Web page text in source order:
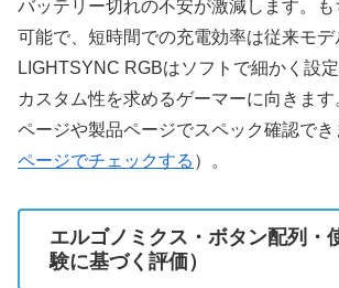
バッテリー切れの不安が激減します。
可能で、短時間での充電効率は従来モデ
LIGHTSYNC RGBはソフトで細かく設
カスタム性を求めるゲーマーに向きま
ページや製品ページでスペック確認でき
ページでチェックする ）。
エルゴノミクス・ボタン配列・
験に基づく評価）